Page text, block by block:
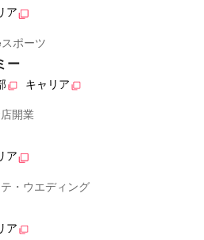
ア
ポーツ
ー
キャリア
開業
ア
・ウエディング
ア